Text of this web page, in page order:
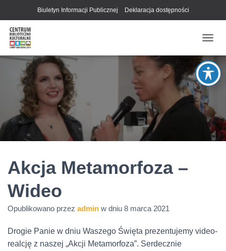
Biuletyn Informacji Publicznej Deklaracja dostępności
R
Z
E
Ł
C
N
A
W
Akcja Metamorfoza –
Wideo
Opublikowano przez admin w dniu 8 marca 2021
Drogie Panie w dniu Waszego Święta prezentujemy video-
realcję z naszej „Akcji Metamorfoza”. Serdecznie